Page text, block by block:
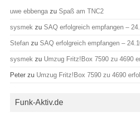
uwe ebbenga zu Spaß am TNC2
sysmek zu SAQ erfolgreich empfangen –
Stefan zu SAQ erfolgreich empfangen –
sysmek zu Umzug Fritz!Box 7590 zu 4690
Peter zu Umzug Fritz!Box 7590 zu 4690
Funk-Aktiv.de